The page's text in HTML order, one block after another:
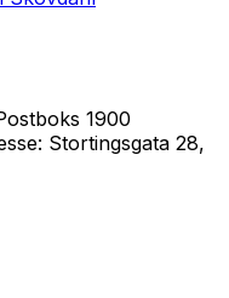
1900
Stortingsgata 28,